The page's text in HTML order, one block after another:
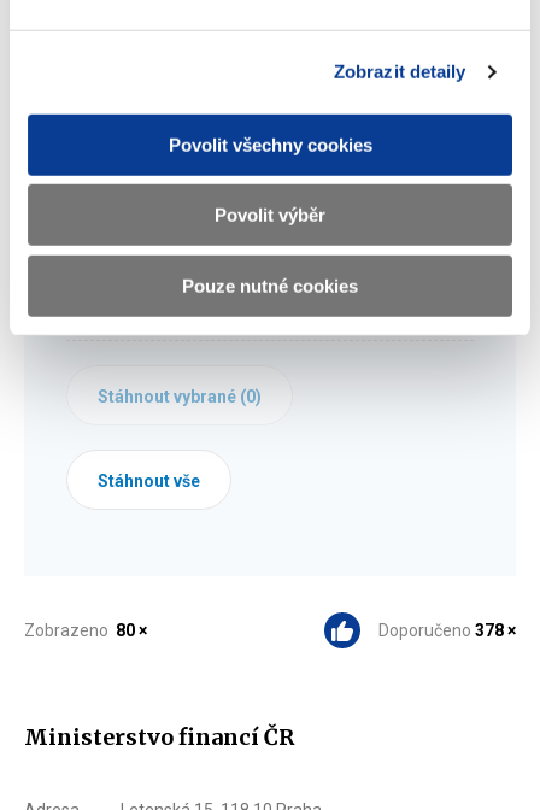
Zobrazit detaily
Povolit všechny cookies
Povolit výběr
Pouze nutné cookies
Dokumenty ke stažení
Zhodnocení novely zákona o cenách –
Stáhnout vybrané (0)
Stáhnout vše
Zobrazeno 80 × Doporučeno 378 ×
Ministerstvo financí ČR